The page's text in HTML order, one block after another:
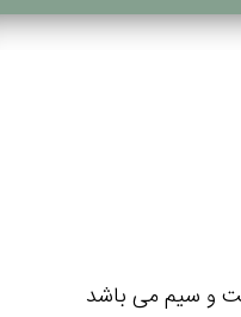
و سیم می باشد